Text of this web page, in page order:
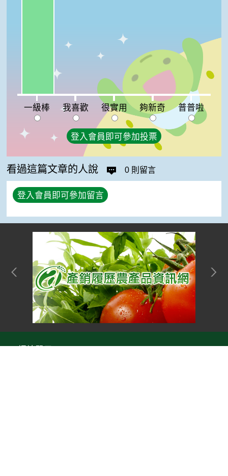
我喜歡:0% 很實用:0% 夠新奇:0%普普啦:0%
一級棒 我喜歡 很實用 夠新奇 普普啦
登入會員即可參加投票
看過這篇文章的人說 0 則留言
登入會員即可參加留言